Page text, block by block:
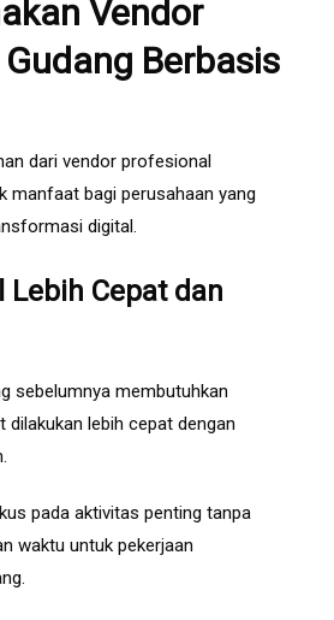
Vendor
Berbasis
dari vendor profesional
manfaat bagi perusahaan yang
digital.
Lebih Cepat dan
sebelumnya membutuhkan
dilakukan lebih cepat dengan
pada aktivitas penting tanpa
waktu untuk pekerjaan